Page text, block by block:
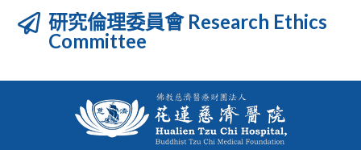
研究倫理委員會 Research Ethics
Committee